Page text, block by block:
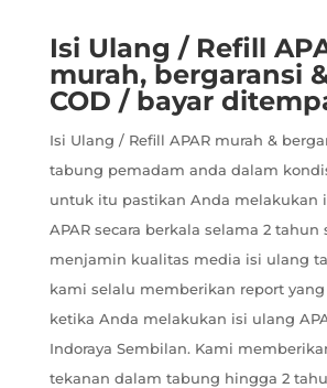
Isi Ulang / Refill
murah, bergaransi
COD / bayar
Isi Ulang / Refill APAR murah &
tabung pemadam anda dalam
untuk itu pastikan Anda melakukan
APAR secara berkala selama 2 tahun
menjamin kualitas media isi ulang
kami selalu memberikan report yang
ketika Anda melakukan isi ulang
Indoraya Sembilan. Kami
tekanan dalam tabung hingga 2